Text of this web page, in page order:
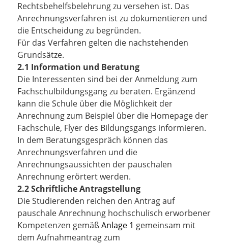
Rechtsbehelfsbelehrung zu versehen ist. Das
Anrechnungsverfahren ist zu dokumentieren und
die Entscheidung zu begründen.
Für das Verfahren gelten die nachstehenden
Grundsätze.
2.1 Information und Beratung
Die Interessenten sind bei der Anmeldung zum
Fachschulbildungsgang zu beraten. Ergänzend
kann die Schule über die Möglichkeit der
Anrechnung zum Beispiel über die Homepage der
Fachschule, Flyer des Bildungsgangs informieren.
In dem Beratungsgespräch können das
Anrechnungsverfahren und die
Anrechnungsaussichten der pauschalen
Anrechnung erörtert werden.
2.2 Schriftliche Antragstellung
Die Studierenden reichen den Antrag auf
pauschale Anrechnung hochschulisch erworbener
Kompetenzen gemäßAnlage 1 gemeinsam mit
dem Aufnahmeantrag zum